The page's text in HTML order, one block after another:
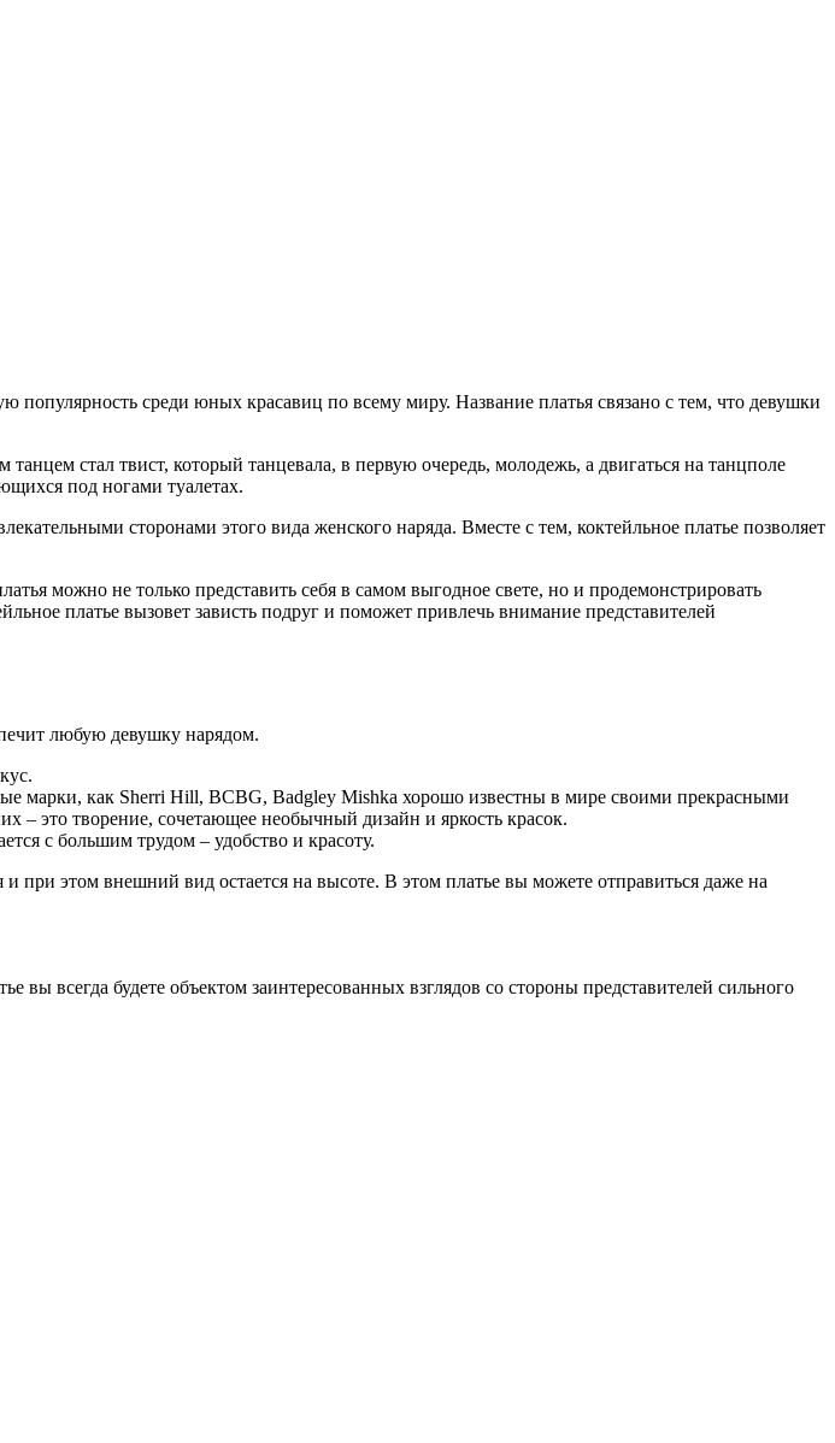
среди юных красавиц по всему миру. Название платья связано с тем, что девушки
стал твист, который танцевала, в первую очередь, молодежь, а двигаться на танцполе
под ногами туалетах.
сторонами этого вида женского наряда. Вместе с тем, коктейльное платье позволяет
можно не только представить себя в самом выгодное свете, но и продемонстрировать
платье вызовет зависть подруг и поможет привлечь внимание представителей
любую девушку нарядом.
марки, как Sherri Hill, BCBG, Badgley Mishka хорошо известны в мире своими прекрасными
– это творение, сочетающее необычный дизайн и яркость красок.
с большим трудом – удобство и красоту.
при этом внешний вид остается на высоте. В этом платье вы можете отправиться даже на
всегда будете объектом заинтересованных взглядов со стороны представителей сильного